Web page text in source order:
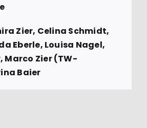
Zier, Celina Schmidt,
Eberle, Louisa Nagel,
Marco Zier (TW-
Baier